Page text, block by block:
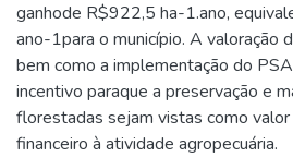
ganhode R$922,5 ha-1.ano,
ano-1para o município. A valoração
bem como a implementação do
incentivo paraque a preservação e
florestadas sejam vistas como
financeiro à atividade agropecuária.